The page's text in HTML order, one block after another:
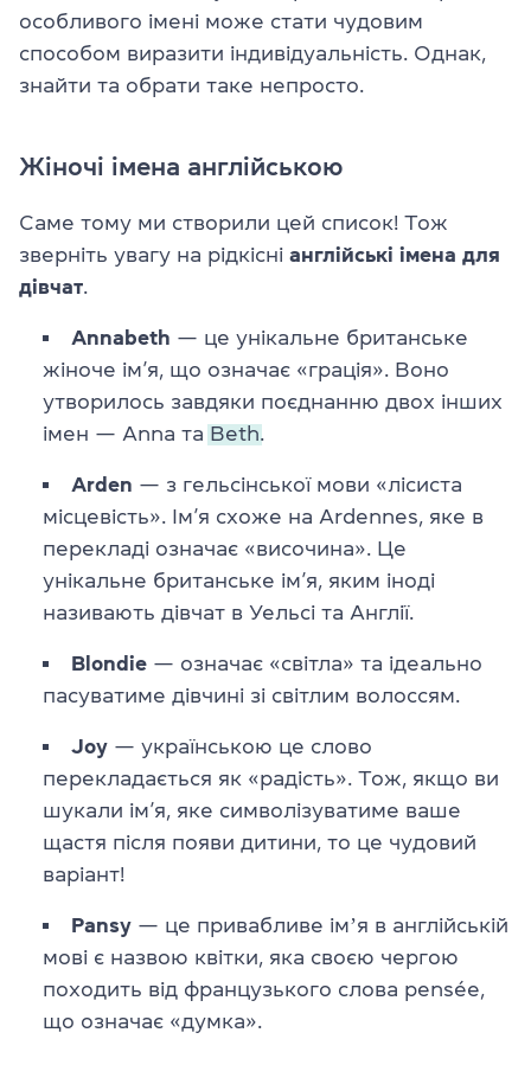
особливого імені може стати чудовим
способом виразити індивідуальність. Однак,
знайти та обрати таке непросто.
Жіночі імена англійською
Саме тому ми створили цей список! Тож
зверніть увагу на рідкісні англійські імена для
дівчат
Annabeth — це унікальне британське
жіноче ім’я, що означає «грація». Воно
утворилось завдяки поєднанню двох інших
імен — Anna та Beth.
Arden — з гельсінської мови «лісиста
місцевість». Ім’я схоже на Ardennes, яке в
перекладі означає «височина». Це
унікальне британське ім’я, яким іноді
називають дівчат в Уельсі та Англії.
Blondie — означає «світла» та ідеально
пасуватиме дівчині зі світлим волоссям.
Joy — українською це слово
перекладається як «радість». Тож, якщо ви
шукали ім’я, яке символізуватиме ваше
щастя після появи дитини, то це чудовий
варіант!
Pansy — це привабливе імʼя в англійській
мові є назвою квітки, яка своєю чергою
походить від французького слова pensée,
що означає «думка».